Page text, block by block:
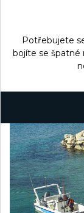
Potřebujete
bojíte se špatné